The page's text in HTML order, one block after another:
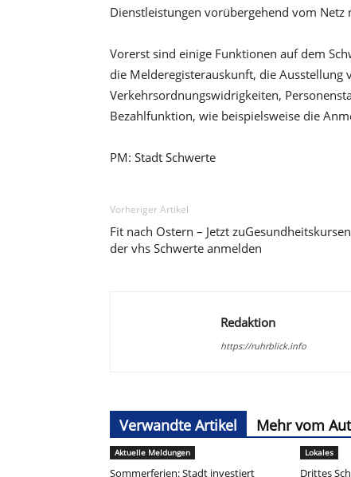
Dienstleistungen vorübergehend vom Netz
Vorerst sind einige Funktionen auf dem
die Melderegisterauskunft, die
Verkehrsordnungswidrigkeiten,
Bezahlfunktion, wie beispielsweise die
PM: Stadt Schwerte
Vorheriger Artikel
Fit nach Ostern – Jetzt
der vhs Schwerte anmelden
Redaktion
https://ruhrblick.info
Verwandte Artikel Mehr vom
Aktuelle Meldungen
Sommerferien: Stadt investiert
Lokales
Drittes